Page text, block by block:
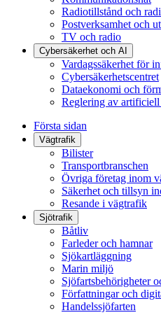
Radiotillstånd och
Postverksamhet och
TV och radio
Cybersäkerhet och AI
Vardagssäkerhet för
Cybersäkerhetscentret
Dataekonomi och
Reglering av
Första sidan
Vägtrafik
Bilister
Transportbranschen
Övriga företag inom
Säkerhet och tillsyn
Resande i vägtrafik
Sjötrafik
Båtliv
Farleder och hamnar
Sjökartläggning
Marin miljö
Sjöfartsbehörigheter
Författningar och
Handelssjöfarten